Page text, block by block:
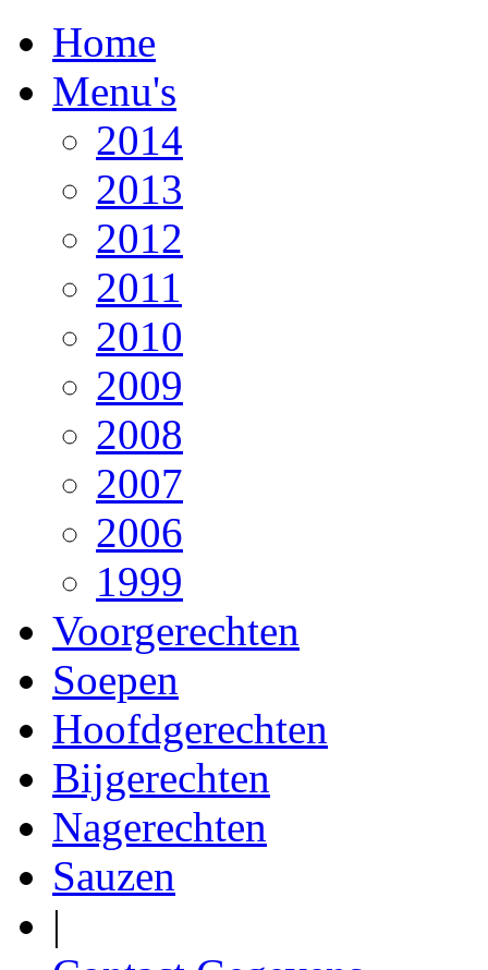
Home
Menu's
2014
2013
2012
2011
2010
2009
2008
2007
2006
1999
Voorgerechten
Soepen
Hoofdgerechten
Bijgerechten
Nagerechten
Sauzen
|